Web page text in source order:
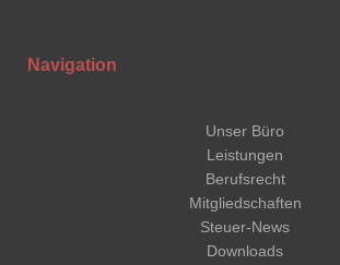
Navigation
Unser Büro
Leistungen
Berufsrecht
Mitgliedschaften
Steuer-News
Downloads